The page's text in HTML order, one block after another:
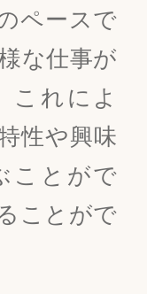
ペースで
な仕事が
これによ
性や興味
ことがで
ことがで